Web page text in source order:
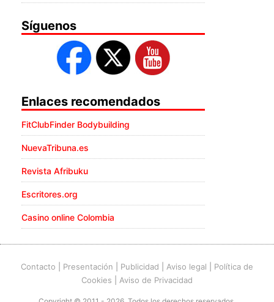
Síguenos
Enlaces recomendados
FitClubFinder Bodybuilding
NuevaTribuna.es
Revista Afribuku
Escritores.org
Casino online Colombia
Contacto Presentación Publicidad Aviso legal
Política de
Cookies
Aviso de Privacidad